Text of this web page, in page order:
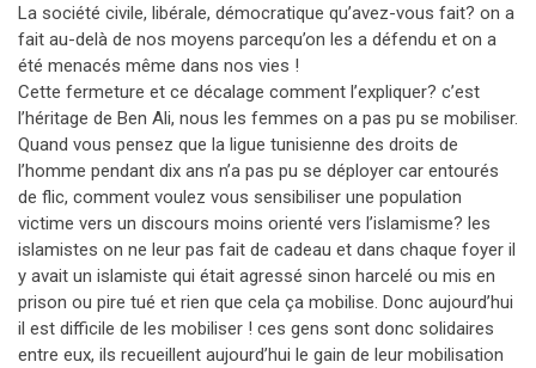
La société civile, libérale, démocratique qu’avez-vous fait? on a
fait au-delà de nos moyens parcequ’on les a défendu et on a
été menacés même dans nos vies !
Cette fermeture et ce décalage comment l’expliquer? c’est
l’héritage de Ben Ali, nous les femmes on a pas pu se mobiliser.
Quand vous pensez que la ligue tunisienne des droits de
l’homme pendant dix ans n’a pas pu se déployer car entourés
de flic, comment voulez vous sensibiliser une population
victime vers un discours moins orienté vers l’islamisme? les
islamistes on ne leur pas fait de cadeau et dans chaque foyer il
y avait un islamiste qui était agressé sinon harcelé ou mis en
prison ou pire tué et rien que cela ça mobilise. Donc aujourd’hui
il est difficile de les mobiliser ! ces gens sont donc solidaires
entre eux, ils recueillent aujourd’hui le gain de leur mobilisation